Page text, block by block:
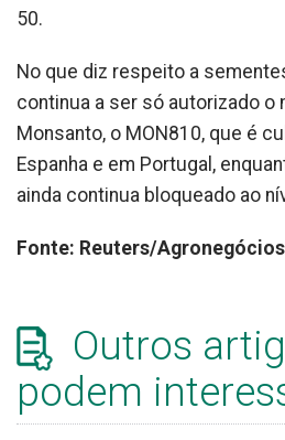
50.
No que diz respeito a
continua a ser só autorizado o
Monsanto, o MON810, que é
Espanha e em Portugal,
ainda continua bloqueado ao
Fonte: Reuters/Agronegócios
Outros
podem